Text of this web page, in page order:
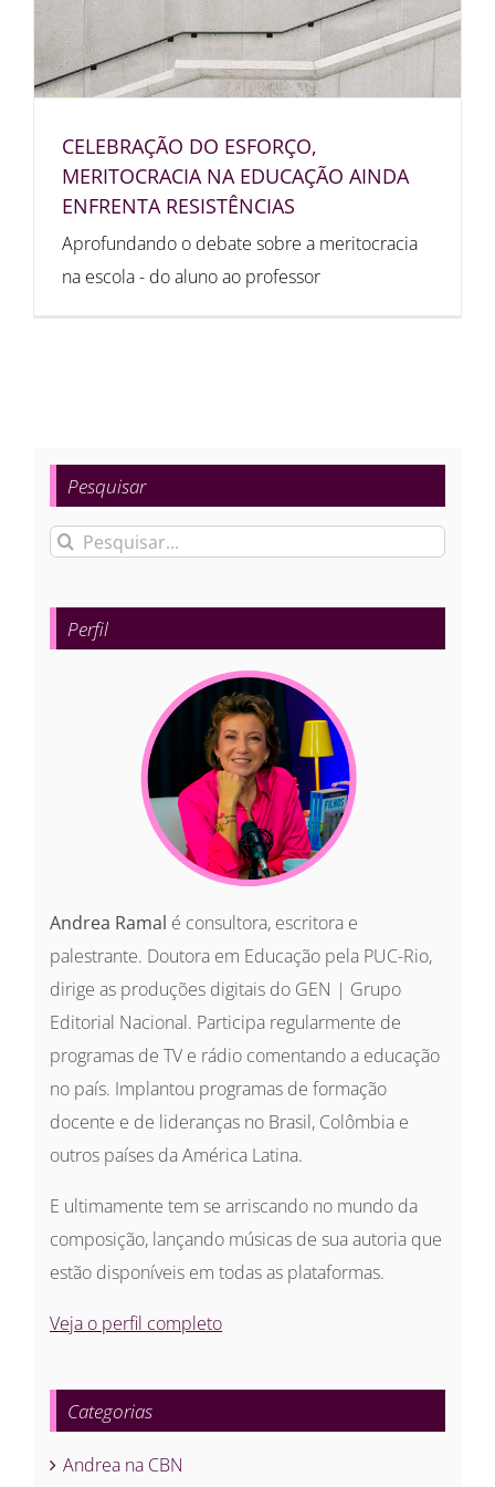
CELEBRAÇÃO DO ESFORÇO,
MERITOCRACIA NA EDUCAÇÃO AINDA
ENFRENTA RESISTÊNCIAS
Aprofundando o debate sobre a meritocracia
na escola - do aluno ao professor
Pesquisar
Buscar
para:
Perfil
Andrea Ramal é consultora, escritora e
palestrante. Doutora em Educação pela PUC-Rio,
dirige as produções digitais do GEN | Grupo
Editorial Nacional. Participa regularmente de
programas de TV e rádio comentando a educação
no país. Implantou programas de formação
docente e de lideranças no Brasil, Colômbia e
outros países da América Latina.
E ultimamente tem se arriscando no mundo da
composição, lançando músicas de sua autoria que
estão disponíveis em todas as plataformas.
Veja o perfil completo
Categorias
Andrea na CBN